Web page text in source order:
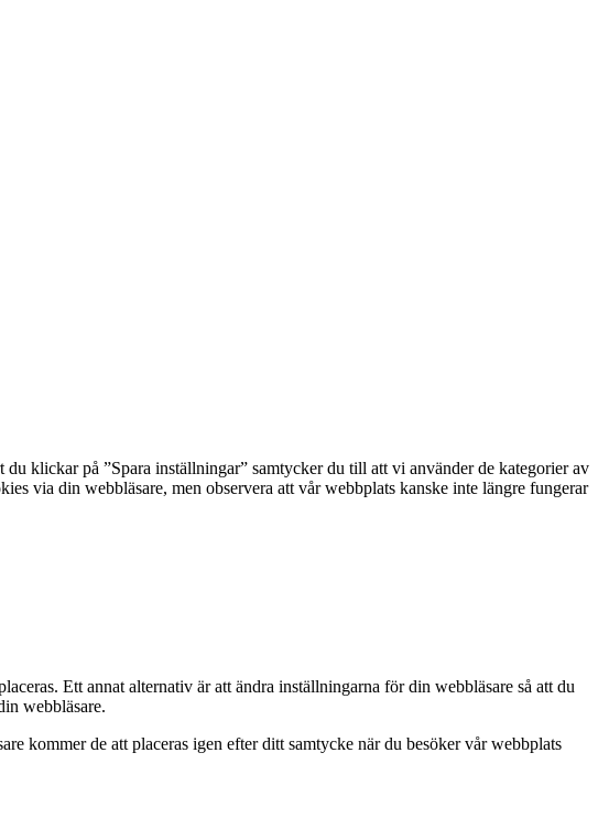
klickar på ”Spara inställningar” samtycker du till att vi använder de kategorier av
via din webbläsare, men observera att vår webbplats kanske inte längre fungerar
Ett annat alternativ är att ändra inställningarna för din webbläsare så att du
webbläsare.
kommer de att placeras igen efter ditt samtycke när du besöker vår webbplats